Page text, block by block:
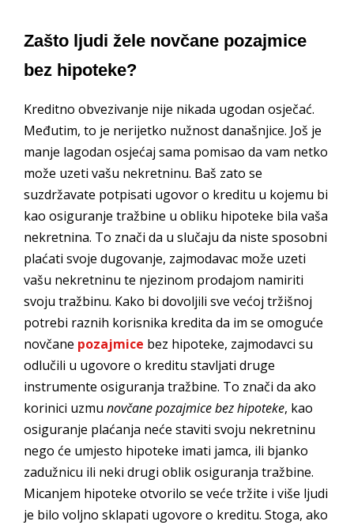
Zašto ljudi žele novčane pozajmice
bez hipoteke?
Kreditno obvezivanje nije nikada ugodan osječać.
Međutim, to je nerijetko nužnost današnjice. Još je
manje lagodan osjećaj sama pomisao da vam netko
može uzeti vašu nekretninu. Baš zato se
suzdržavate potpisati ugovor o kreditu u kojemu bi
kao osiguranje tražbine u obliku hipoteke bila vaša
nekretnina. To znači da u slučaju da niste sposobni
plaćati svoje dugovanje, zajmodavac može uzeti
vašu nekretninu te njezinom prodajom namiriti
svoju tražbinu. Kako bi dovoljili sve većoj tržišnoj
potrebi raznih korisnika kredita da im se omoguće
novčane pozajmice bez hipoteke, zajmodavci su
odlučili u ugovore o kreditu stavljati druge
instrumente osiguranja tražbine. To znači da ako
korinici uzmu novčane pozajmice bez hipoteke, kao
osiguranje plaćanja neće staviti svoju nekretninu
nego će umjesto hipoteke imati jamca, ili bjanko
zadužnicu ili neki drugi oblik osiguranja tražbine.
Micanjem hipoteke otvorilo se veće tržite i više ljudi
je bilo voljno sklapati ugovore o kreditu. Stoga, ako